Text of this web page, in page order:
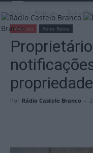
Branco
Beira
Notícias Beira Baixa
Por Rádio Castelo Branco -